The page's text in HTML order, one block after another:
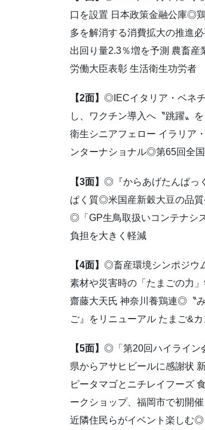
口を設置 日本政策金融公庫◎
多を解消する消費拡大の推進
出回り量2.3％増を予測 農畜
労働大臣表彰 生活衛生功労者
【2面】 ◎IECイタリア・ベネ
し、ワクチン導入へ〝跳躍〟
衛生シニアフェロー イラリア
ンターナショナル◎第65回全
【3面】 ◎『からあげたんぱっ
ぱく質◎米国産新穀大豆の品
◎「GP生鳥取扱いコンテナシ
負担を大きく軽減
【4面】 ◎畜産環境シンポジウ
素材や災害時の「たまごの力
齋藤大天氏 神奈川養鶏連◎〝
ご』をリニューアル たまご&
【5面】 ◎「第20回ハイライン
県からアサヒビールに感謝状
ピータマゴとニチレイフーズ
ークショップ、福岡市で初開
近隣住民らがイベント楽しむ